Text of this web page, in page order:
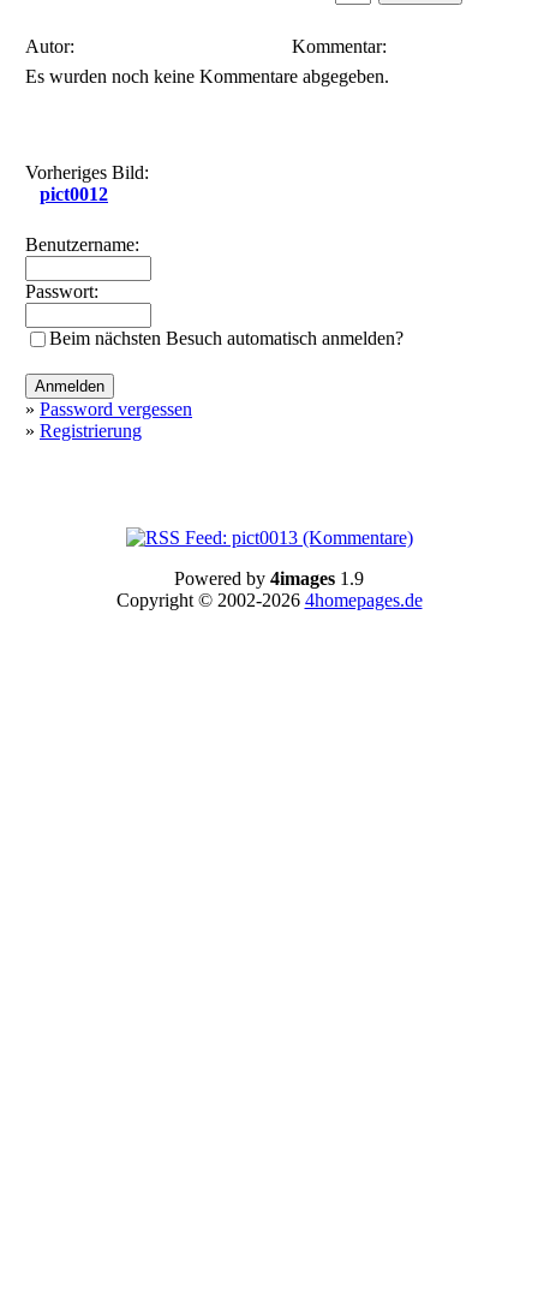
Autor:
Kommentar:
Es wurden noch keine Kommentare abgegeben.
Vorheriges Bild:
pict0012
Benutzername:
Passwort:
Beim nächsten Besuch automatisch anmelden?
» Password vergessen
» Registrierung
Powered by 4images 1.9
Copyright © 2002-2026 4homepages.de